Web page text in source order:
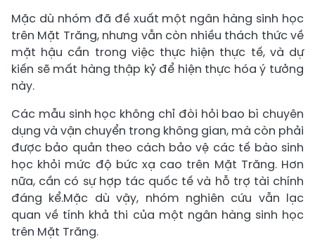
Mặc dù nhóm đã đề xuất một ngân hàng sinh học
trên Mặt Trăng, nhưng vẫn còn nhiều thách thức về
mặt hậu cần trong việc thực hiện thực tế, và dự
kiến ​​sẽ mất hàng thập kỷ để hiện thực hóa ý tưởng
này.
Các mẫu sinh học không chỉ đòi hỏi bao bì chuyên
dụng và vận chuyển trong không gian, mà còn phải
được bảo quản theo cách bảo vệ các tế bào sinh
học khỏi mức độ bức xạ cao trên Mặt Trăng. Hơn
nữa, cần có sự hợp tác quốc tế và hỗ trợ tài chính
đáng kể.Mặc dù vậy, nhóm nghiên cứu vẫn lạc
quan về tính khả thi của một ngân hàng sinh học
trên Mặt Trăng.